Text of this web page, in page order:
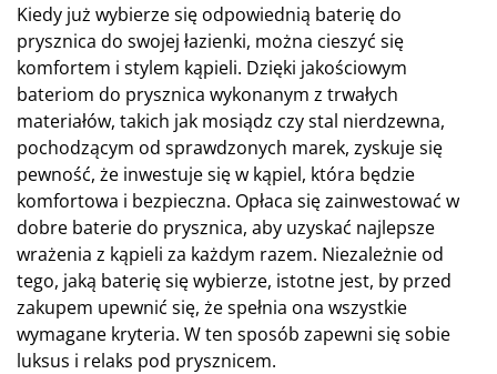
Kiedy już wybierze się odpowiednią baterię do
prysznica do swojej łazienki, można cieszyć się
komfortem i stylem kąpieli. Dzięki jakościowym
bateriom do prysznica wykonanym z trwałych
materiałów, takich jak mosiądz czy stal nierdzewna,
pochodzącym od sprawdzonych marek, zyskuje się
pewność, że inwestuje się w kąpiel, która będzie
komfortowa i bezpieczna. Opłaca się zainwestować w
dobre baterie do prysznica, aby uzyskać najlepsze
wrażenia z kąpieli za każdym razem. Niezależnie od
tego, jaką baterię się wybierze, istotne jest, by przed
zakupem upewnić się, że spełnia ona wszystkie
wymagane kryteria. W ten sposób zapewni się sobie
luksus i relaks pod prysznicem.